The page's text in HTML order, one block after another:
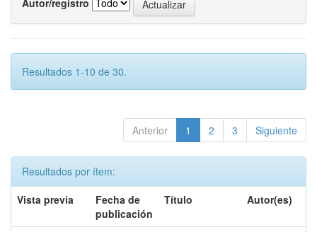
Resultados 1-10 de 30.
Anterior 1 2 3 Siguiente
Resultados por ítem:
Vista previa
Fecha de
publicación
Título Autor(es)